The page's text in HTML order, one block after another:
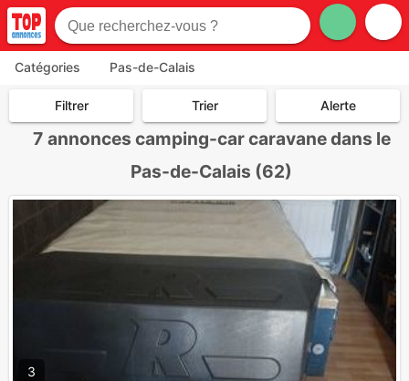
Catégories Pas-de-Calais
Filtrer Trier Alerte
7 annonces camping-car caravane dans le
Pas-de-Calais (62)
3